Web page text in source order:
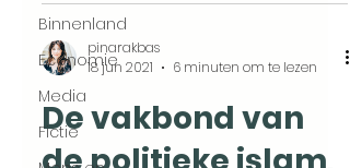
Binnenland
Economie
Media
Fictie
pinarakbas
18 jun 2021
6 minuten om te lezen
De vakbond van